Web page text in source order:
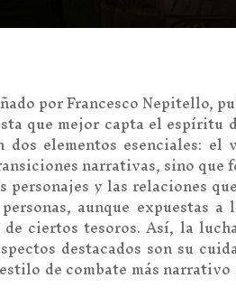
por Francesco Nepitello,
que mejor capta el
elementos esenciales:
narrativas, sino
y las relaciones
aunque expuestas
ciertos tesoros. Así, la
destacados son su
de combate más